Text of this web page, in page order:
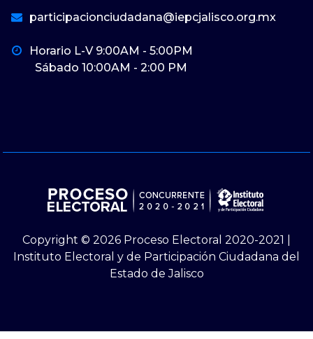
participacionciudadana@iepcjalisco.org.mx
Horario L-V 9:00AM - 5:00PM
Sábado 10:00AM - 2:00 PM
Copyright © 2026 Proceso Electoral 2020-2021 |
Instituto Electoral y de Participación Ciudadana del
Estado de Jalisco